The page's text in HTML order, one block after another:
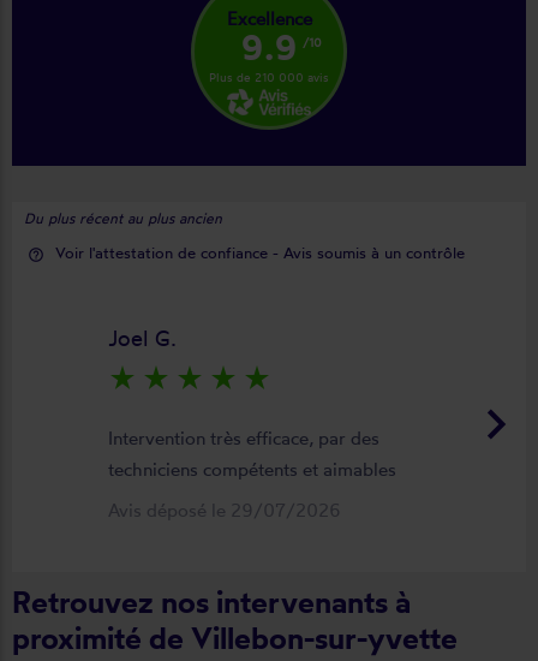
Excellence
9.9 /10
Plus de 210 000 avis
Du plus récent au plus ancien
help_outline Voir l'attestation de confiance - Avis soumis à un contrôle
keyboard_arrow_right
Joel G.
star_rate star_rate star_rate star_rate star_rate
Intervention très efficace, par des
techniciens compétents et aimables
Avis déposé le 29/07/2026
Retrouvez nos intervenants à
proximité de Villebon-sur-yvette